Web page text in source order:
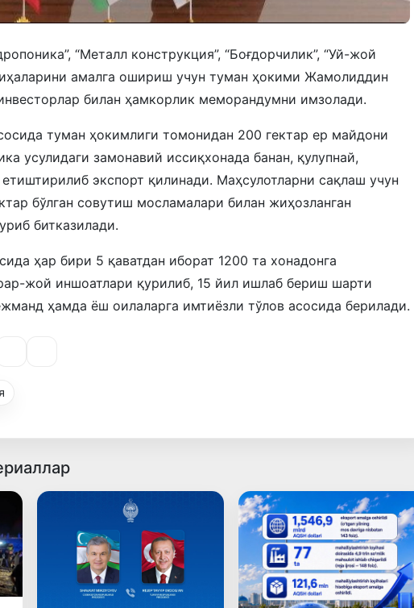
“Металл конструкция”, “Боғдорчилик”, “Уй-жой
амалга ошириш учун туман ҳокими Жамолиддин
билан ҳамкорлик меморандумни имзолади.
туман ҳокимлиги томонидан 200 гектар ер майдони
усулидаги замонавий иссиқхонада банан, қулупнай,
экспорт қилинади. Маҳсулотларни сақлаш учун
бўлган совутиш мосламалари билан жиҳозланган
битказилади.
ҳар бири 5 қаватдан иборат 1200 та хонадонга
жой иншоатлари қурилиб, 15 йил ишлаб бериш шарти
ҳамда ёш оилаларга имтиёзли тўлов асосида берилади.